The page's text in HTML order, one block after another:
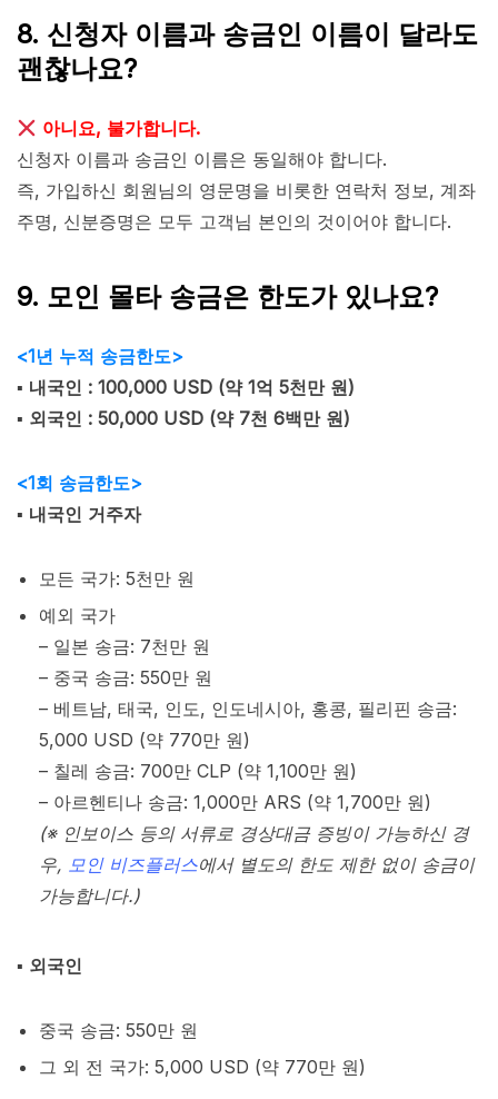
8. 신청자 이름과 송금인 이름이 달라도
괜찮나요?
아니요, 불가합니다.
신청자 이름과 송금인 이름은 동일해야 합니다.
즉, 가입하신 회원님의 영문명을 비롯한 연락처 정보, 계좌
주명, 신분증명은 모두 고객님 본인의 것이어야 합니다.
9. 모인 몰타 송금은 한도가 있나요?
<1년 누적 송금한도>
▪︎ 내국인 : 100,000 USD (약 1억 5천만 원)
▪︎ 외국인 : 50,000 USD (약 7천 6백만 원)
<1회 송금한도>
▪︎ 내국인 거주자
모든 국가: 5천만 원
예외 국가
– 일본 송금: 7천만 원
– 중국 송금: 550만 원
– 베트남, 태국, 인도, 인도네시아, 홍콩, 필리핀 송금:
5,000 USD (약 770만 원)
– 칠레 송금: 700만 CLP (약 1,100만 원)
– 아르헨티나 송금: 1,000만 ARS (약 1,700만 원)
(※ 인보이스 등의 서류로 경상대금 증빙이 가능하신 경
우, 모인 비즈플러스에서 별도의 한도 제한 없이 송금이
가능합니다.)
▪︎ 외국인
중국 송금: 550만 원
그 외 전 국가: 5,000 USD (약 770만 원)